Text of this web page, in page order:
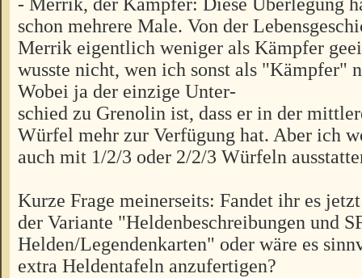
schon mehrere Male. Von der
Merrik eigentlich weniger als Kämpfer
wusste nicht, wen ich sonst als "Kämpfer"
Wobei ja der einzige Unter-
schied zu Grenolin ist, dass er in der
Würfel mehr zur Verfügung hat. Aber ich
auch mit 1/2/3 oder 2/2/3 Würfeln
Kurze Frage meinerseits: Fandet ihr es
der Variante "Heldenbeschreibungen und
Helden/Legendenkarten" oder wäre es
extra Heldentafeln anzufertigen?